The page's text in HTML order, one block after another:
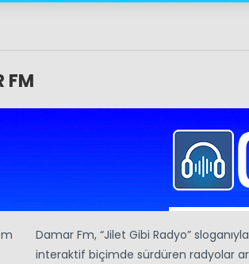
FM
Damar Fm, “Jilet Gibi Radyo”
interaktif biçimde sürdüren radyolar